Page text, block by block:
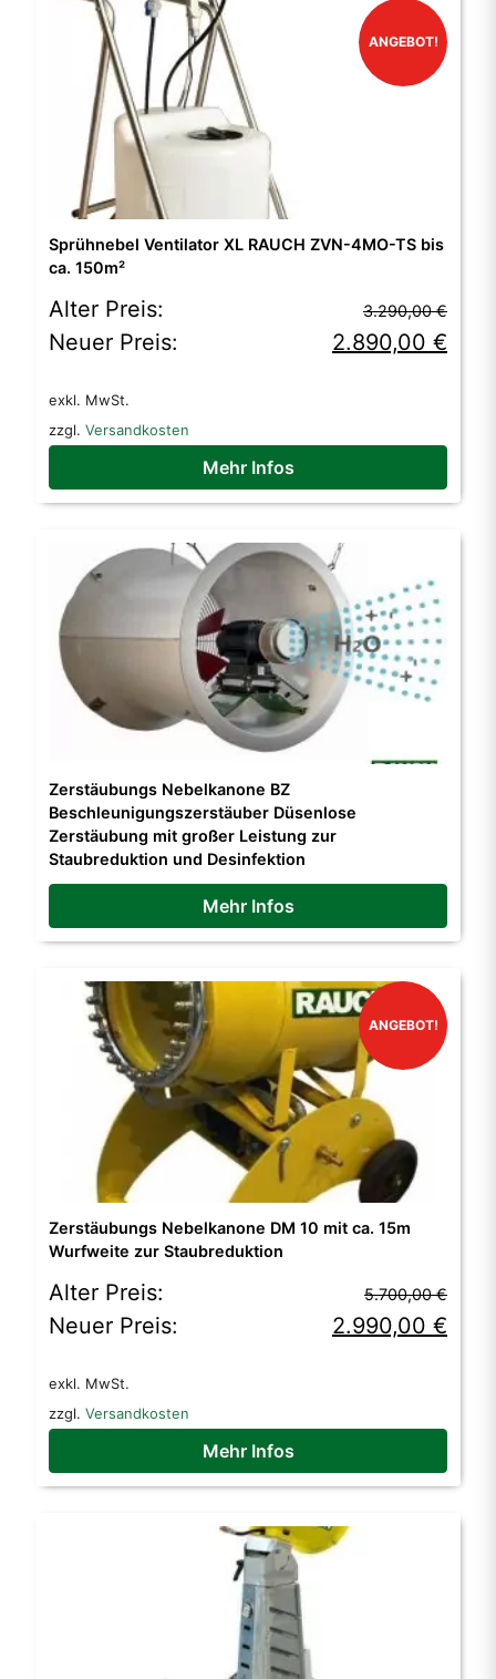
ANGEBOT!
Sprühnebel Ventilator XL RAUCH ZVN-4MO-TS bis
ca. 150m²
Alter Preis: 3.290,00€
Ursprünglicher
Preis
3.290,00 €
Neuer Preis: 2.890,00 €
Aktueller
Preis
2.890,00 €.
exkl. MwSt.
zzgl. Versandkosten
Mehr Infos
Zerstäubungs Nebelkanone BZ
Beschleunigungszerstäuber Düsenlose
Zerstäubung mit großer Leistung zur
Staubreduktion und Desinfektion
Mehr Infos
ANGEBOT!
Zerstäubungs Nebelkanone DM 10 mit ca. 15m
Wurfweite zur Staubreduktion
Alter Preis: 5.700,00€
Ursprünglicher
Preis
5.700,00 €
Neuer Preis: 2.990,00 €
Aktueller
Preis
2.990,00 €.
exkl. MwSt.
zzgl. Versandkosten
Mehr Infos